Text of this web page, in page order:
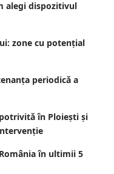
alegi dispozitivul
zone cu potențial
periodică a
în Ploiești și
în ultimii 5